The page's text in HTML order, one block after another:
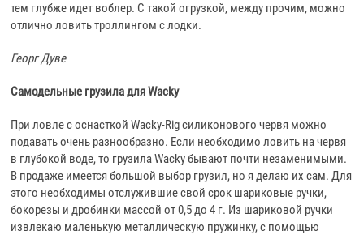
тем глубже идет воблер. С такой огрузкой, между прочим, можно
отлично ловить троллингом с лодки.
Георг Дуве
Самодельные грузила для Wacky
При ловле с оснасткой Wacky-Rig силиконового червя можно
подавать очень разнообразно. Если необходимо ловить на червя
в глубокой воде, то грузила Wacky бывают почти незаменимыми.
В продаже имеется большой выбор грузил, но я делаю их сам. Для
этого необходимы отслужившие свой срок шариковые ручки,
бокорезы и дробинки массой от 0,5 до 4 г. Из шариковой ручки
извлекаю маленькую металлическую пружинку, с помощью